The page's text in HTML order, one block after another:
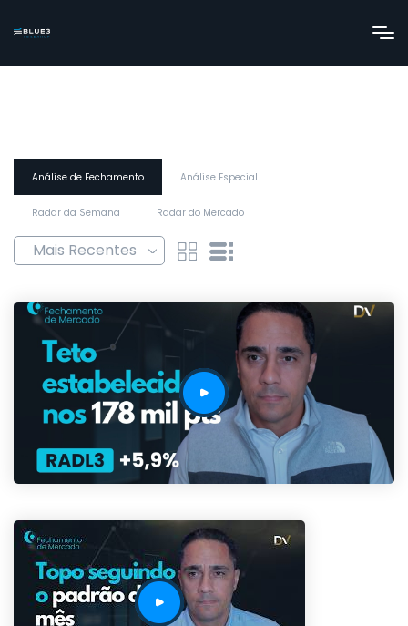
Análise de Fechamento Análise Especial
Radar da Semana Radar do Mercado